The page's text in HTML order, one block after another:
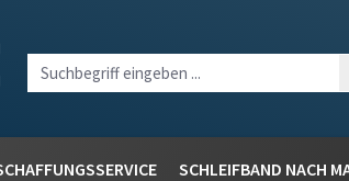
SCHLEIFBAND NACH